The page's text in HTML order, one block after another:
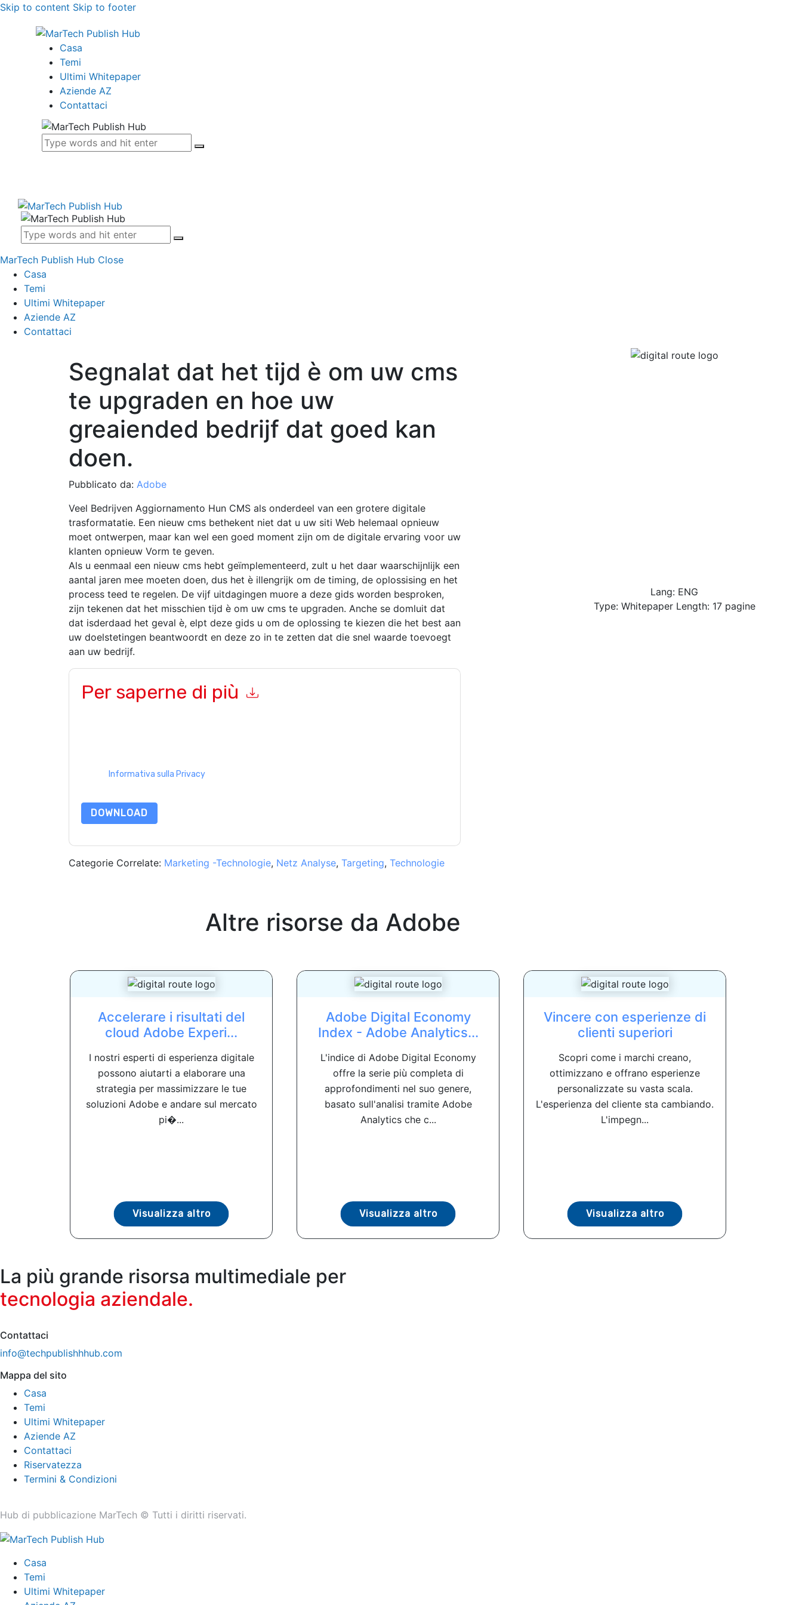
Skip to content Skip to footer
Casa
Temi
Ultimi Whitepaper
Aziende AZ
Contattaci
MarTech Publish Hub Close
Casa
Temi
Ultimi Whitepaper
Aziende AZ
Contattaci
Segnalat dat het tijd è om uw cms
te upgraden en hoe uw
greaiended bedrijf dat goed kan
doen.
Pubblicato da: Adobe
Veel Bedrijven Aggiornamento Hun CMS als onderdeel van een grotere digitale
trasformatatie. Een nieuw cms bethekent niet dat u uw siti Web helemaal opnieuw
moet ontwerpen, maar kan wel een goed moment zijn om de digitale ervaring voor uw
klanten opnieuw Vorm te geven.
Als u eenmaal een nieuw cms hebt geïmplementeerd, zult u het daar waarschijnlijk een
aantal jaren mee moeten doen, dus het è illengrijk om de timing, de oplossising en het
process teed te regelen. De vijf uitdagingen muore a deze gids worden besproken,
zijn tekenen dat het misschien tijd è om uw cms te upgraden. Anche se domluit dat
dat isderdaad het geval è, elpt deze gids u om de oplossing te kiezen die het best aan
uw doelstetingen beantwoordt en deze zo in te zetten dat die snel waarde toevoegt
aan uw bedrijf.
Per saperne di più
Informativa sulla Privacy.In caso di ulteriori domande, inviare un'e-mail
DOWNLOAD
Categorie Correlate: Marketing -Technologie, Netz Analyse, Targeting, Technologie
Lang: ENG
Type: Whitepaper Length: 17 pagine
Altre risorse da Adobe
Accelerare i risultati del
cloud Adobe Experi...
I nostri esperti di esperienza digitale
possono aiutarti a elaborare una
strategia per massimizzare le tue
soluzioni Adobe e andare sul mercato
pi�...
Visualizza altro
Adobe Digital Economy
Index - Adobe Analytics...
L'indice di Adobe Digital Economy
offre la serie più completa di
approfondimenti nel suo genere,
basato sull'analisi tramite Adobe
Analytics che c...
Visualizza altro
Vincere con esperienze di
clienti superiori
Scopri come i marchi creano,
ottimizzano e offrano esperienze
personalizzate su vasta scala.
L'esperienza del cliente sta cambiando.
L'impegn...
Visualizza altro
La più grande risorsa multimediale per
tecnologia aziendale.
Contattaci
info@techpublishhhub.com
Mappa del sito
Casa
Temi
Ultimi Whitepaper
Aziende AZ
Contattaci
Riservatezza
Termini & Condizioni
Hub di pubblicazione MarTech © Tutti i diritti riservati.
Casa
Temi
Ultimi Whitepaper